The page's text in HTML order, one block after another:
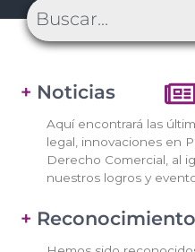
+ Noticias
Aquí encontrará las
legal, innovaciones en
Derecho Comercial, al
nuestros logros y
+